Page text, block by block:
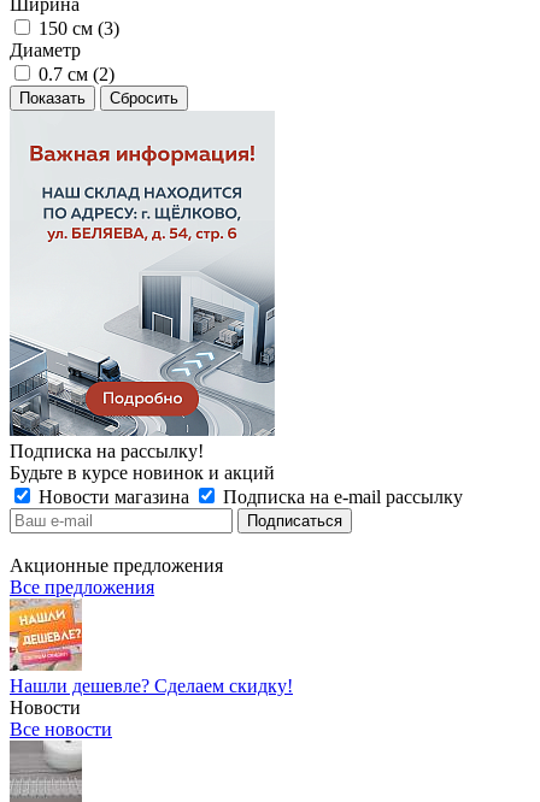
Ширина
150 см (3)
Диаметр
0.7 см (2)
Сбросить
Подписка на рассылку!
Будьте в курсе новинок и акций
Новости магазина
Подписка на e-mail рассылку
Акционные предложения
Все предложения
Нашли дешевле? Сделаем скидку!
Новости
Все новости